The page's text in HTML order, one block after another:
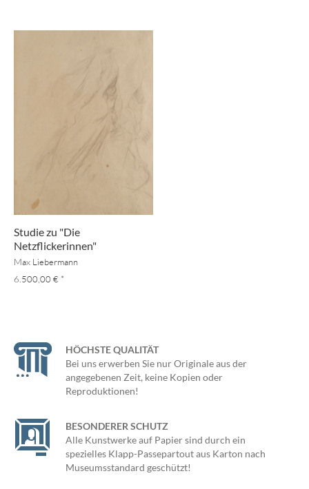
Studie zu "Die
Netzflickerinnen"
Max Liebermann
6.500,00 € *
HÖCHSTE QUALITÄT
Bei uns erwerben Sie nur Originale aus der
angegebenen Zeit, keine Kopien oder
Reproduktionen!
BESONDERER SCHUTZ
Alle Kunstwerke auf Papier sind durch ein
spezielles Klapp-Passepartout aus Karton nach
Museumsstandard geschützt!